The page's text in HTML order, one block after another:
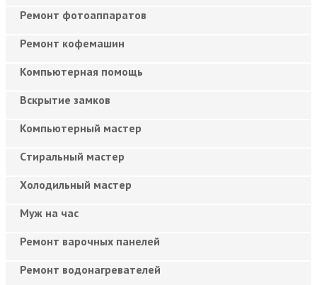
Ремонт фотоаппаратов
Ремонт кофемашин
Компьютерная помощь
Вскрытие замков
Компьютерный мастер
Cтиральный мастер
Холодильный мастер
Муж на час
Ремонт варочных панелей
Ремонт водонагревателей